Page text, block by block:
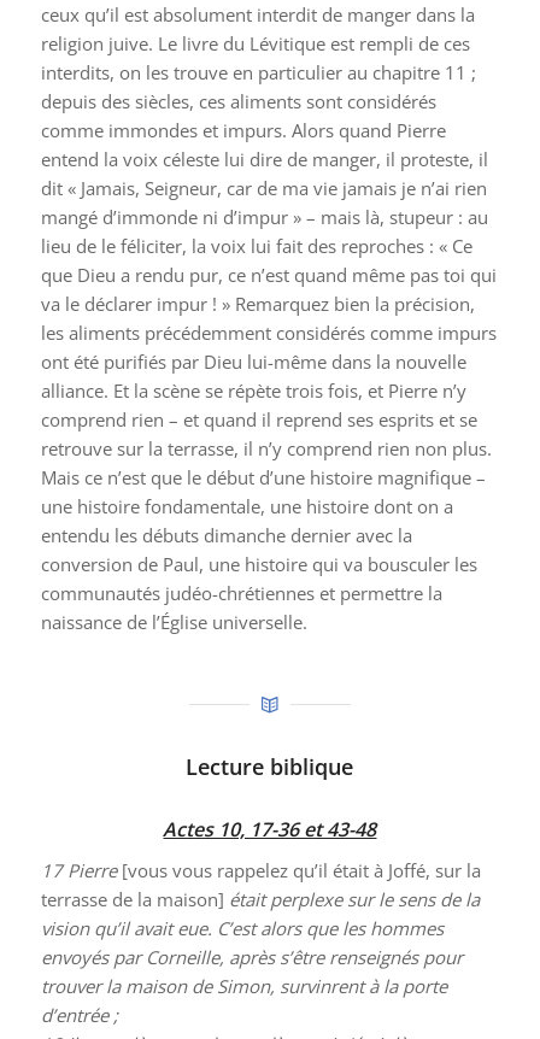
ceux qu’il est absolument interdit de manger dans la
religion juive. Le livre du Lévitique est rempli de ces
interdits, on les trouve en particulier au chapitre 11 ;
depuis des siècles, ces aliments sont considérés
comme immondes et impurs. Alors quand Pierre
entend la voix céleste lui dire de manger, il proteste, il
dit « Jamais, Seigneur, car de ma vie jamais je n’ai rien
mangé d’immonde ni d’impur » – mais là, stupeur : au
lieu de le féliciter, la voix lui fait des reproches : « Ce
que Dieu a rendu pur, ce n’est quand même pas toi qui
va le déclarer impur ! » Remarquez bien la précision,
les aliments précédemment considérés comme impurs
ont été purifiés par Dieu lui-même dans la nouvelle
alliance. Et la scène se répète trois fois, et Pierre n’y
comprend rien – et quand il reprend ses esprits et se
retrouve sur la terrasse, il n’y comprend rien non plus.
Mais ce n’est que le début d’une histoire magnifique –
une histoire fondamentale, une histoire dont on a
entendu les débuts dimanche dernier avec la
conversion de Paul, une histoire qui va bousculer les
communautés judéo-chrétiennes et permettre la
naissance de l’Église universelle.
Lecture biblique
Actes 10, 17-36 et 43-48
17Pierre[vous vous rappelez qu’il était à Joffé, sur la
terrasse de la maison] était perplexe sur le sens de la
vision qu’il avait eue. C’est alors que les hommes
envoyés par Corneille, après s’être renseignés pour
trouver la maison de Simon, survinrent à la porte
d’entrée ;